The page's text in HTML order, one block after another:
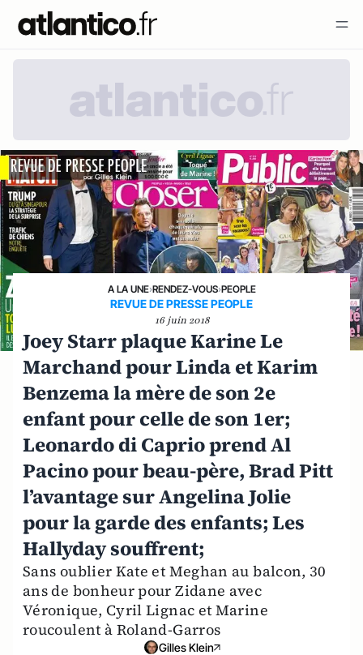
A LA UNE›RENDEZ-VOUS›PEOPLE
REVUE DE PRESSE PEOPLE
16 juin 2018
Joey Starr plaque Karine Le
Marchand pour Linda et Karim
Benzema la mère de son 2e
enfant pour celle de son 1er;
Leonardo di Caprio prend Al
Pacino pour beau-père, Brad Pitt
l’avantage sur Angelina Jolie
pour la garde des enfants; Les
Hallyday souffrent;
Sans oublier Kate et Meghan au balcon, 30
ans de bonheur pour Zidane avec
Véronique, Cyril Lignac et Marine
roucoulent à Roland-Garros
Gilles Klein